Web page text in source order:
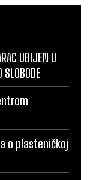
UBIJEN U
o plasteničkoj